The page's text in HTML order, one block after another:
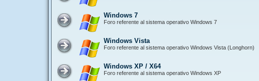
Windows 7
Foro referente al sistema operativo Windows 7
Windows Vista
Foro referente al sistema operativo Windows Vista (Longhorn)
Windows XP / X64
Foro referente al sistema operativo Windows XP